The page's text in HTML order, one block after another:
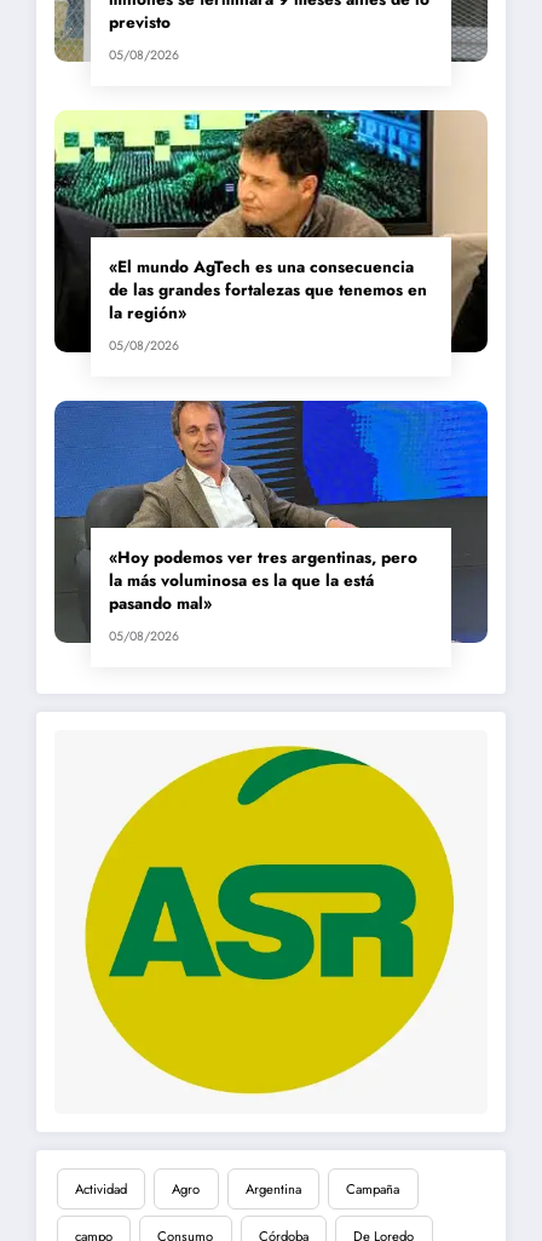
previsto
05/08/2026
«El mundo AgTech es una consecuencia
de las grandes fortalezas que tenemos en
la región»
05/08/2026
«Hoy podemos ver tres argentinas, pero
la más voluminosa es la que la está
pasando mal»
05/08/2026
Actividad Agro Argentina Campaña
campo Consumo Córdoba De Loredo